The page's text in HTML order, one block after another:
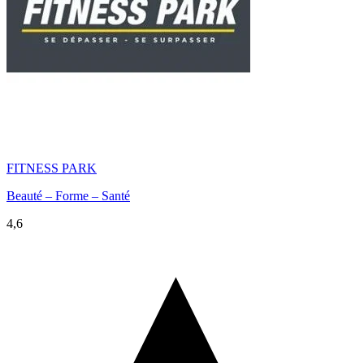
FITNESS PARK
Beauté – Forme – Santé
4,6